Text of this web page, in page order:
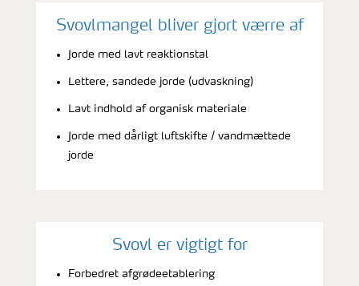
Svovlmangel bliver gjort værre af
Jorde med lavt reaktionstal
Lettere, sandede jorde (udvaskning)
Lavt indhold af organisk materiale
Jorde med dårligt luftskifte / vandmættede
jorde
Svovl er vigtigt for
Forbedret afgrødeetablering